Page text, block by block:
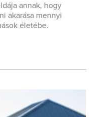
annak, hogy
akarása mennyi
életébe.